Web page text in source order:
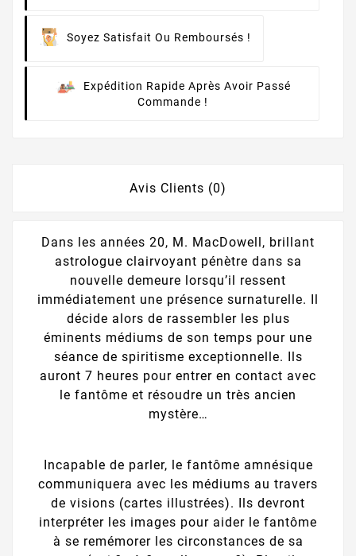
Soyez Satisfait Ou Remboursés !
Expédition Rapide Après Avoir Passé
Commande !
Avis Clients (0)
Dans les années 20, M. MacDowell, brillant
astrologue clairvoyant pénètre dans sa
nouvelle demeure lorsqu’il ressent
immédiatement une présence surnaturelle. Il
décide alors de rassembler les plus
éminents médiums de son temps pour une
séance de spiritisme exceptionnelle. Ils
auront 7 heures pour entrer en contact avec
le fantôme et résoudre un très ancien
mystère…
Incapable de parler, le fantôme amnésique
communiquera avec les médiums au travers
de visions (cartes illustrées). Ils devront
interpréter les images pour aider le fantôme
à se remémorer les circonstances de sa